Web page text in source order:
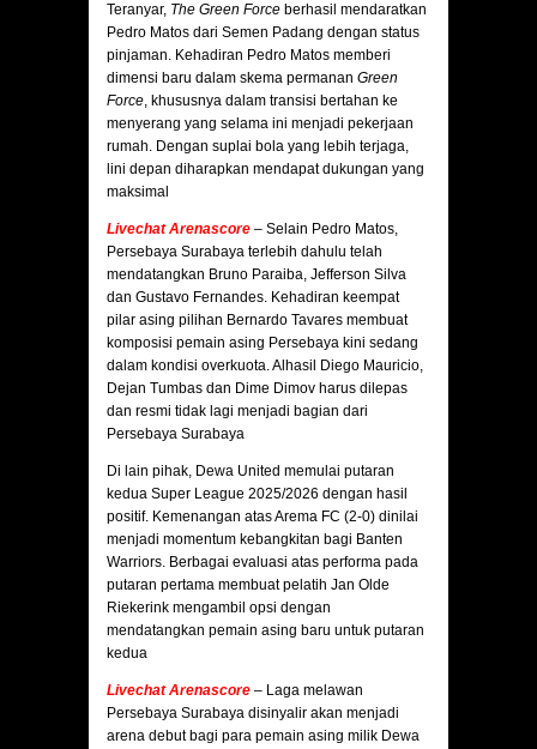
Teranyar, The Green Force berhasil mendaratkan
Pedro Matos dari Semen Padang dengan status
pinjaman. Kehadiran Pedro Matos memberi
dimensi baru dalam skema permanan Green
Force, khususnya dalam transisi bertahan ke
menyerang yang selama ini menjadi pekerjaan
rumah. Dengan suplai bola yang lebih terjaga,
lini depan diharapkan mendapat dukungan yang
maksimal
Livechat Arenascore – Selain Pedro Matos,
Persebaya Surabaya terlebih dahulu telah
mendatangkan Bruno Paraiba, Jefferson Silva
dan Gustavo Fernandes. Kehadiran keempat
pilar asing pilihan Bernardo Tavares membuat
komposisi pemain asing Persebaya kini sedang
dalam kondisi overkuota. Alhasil Diego Mauricio,
Dejan Tumbas dan Dime Dimov harus dilepas
dan resmi tidak lagi menjadi bagian dari
Persebaya Surabaya
Di lain pihak, Dewa United memulai putaran
kedua Super League 2025/2026 dengan hasil
positif. Kemenangan atas Arema FC (2-0) dinilai
menjadi momentum kebangkitan bagi Banten
Warriors. Berbagai evaluasi atas performa pada
putaran pertama membuat pelatih Jan Olde
Riekerink mengambil opsi dengan
mendatangkan pemain asing baru untuk putaran
kedua
Livechat Arenascore – Laga melawan
Persebaya Surabaya disinyalir akan menjadi
arena debut bagi para pemain asing milik Dewa